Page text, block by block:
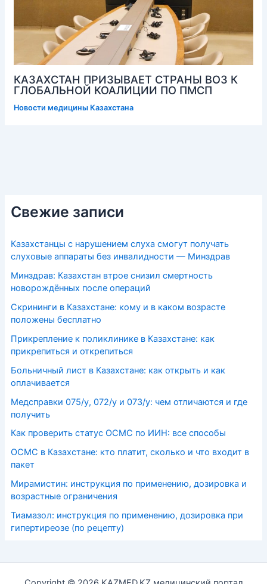
КАЗАХСТАН ПРИЗЫВАЕТ СТРАНЫ ВОЗ К
ГЛОБАЛЬНОЙ КОАЛИЦИИ ПО ПМСП
Новости медицины Казахстана
Свежие записи
Казахстанцы с нарушением слуха смогут получать
слуховые аппараты без инвалидности — Минздрав
Минздрав: Казахстан втрое снизил смертность
новорождённых после операций
Скрининги в Казахстане: кому и в каком возрасте
положены бесплатно
Прикрепление к поликлинике в Казахстане: как
прикрепиться и открепиться
Больничный лист в Казахстане: как открыть и как
оплачивается
Медсправки 075/у, 072/у и 073/у: чем отличаются и где
получить
Как проверить статус ОСМС по ИИН: все способы
ОСМС в Казахстане: кто платит, сколько и что входит в
пакет
Мирамистин: инструкция по применению, дозировка и
возрастные ограничения
Тиамазол: инструкция по применению, дозировка при
гипертиреозе (по рецепту)